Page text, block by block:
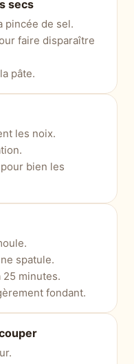
secs
pincée de sel.
faire disparaître
pâte.
les noix.
bien les
spatule.
25 minutes.
fondant.